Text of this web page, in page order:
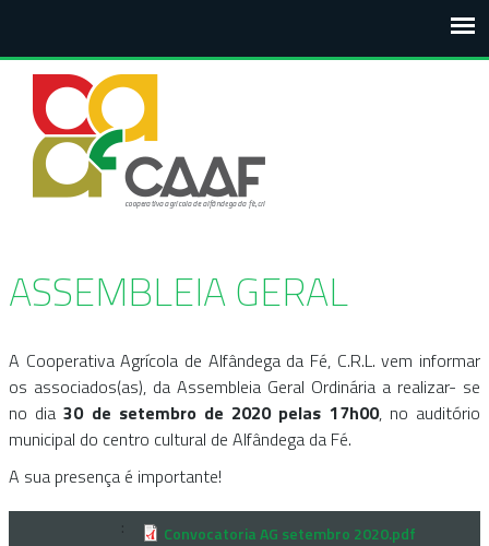
ASSEMBLEIA GERAL
A Cooperativa Agrícola de Alfândega da Fé, C.R.L. vem informar
os associados(as), da Assembleia Geral Ordinária a realizar- se
no dia30 de setembro de 2020 pelas 17h00, no auditório
municipal do centro cultural de Alfândega da Fé.
A sua presença é importante!
Convocatoria AG setembro 2020.pdf